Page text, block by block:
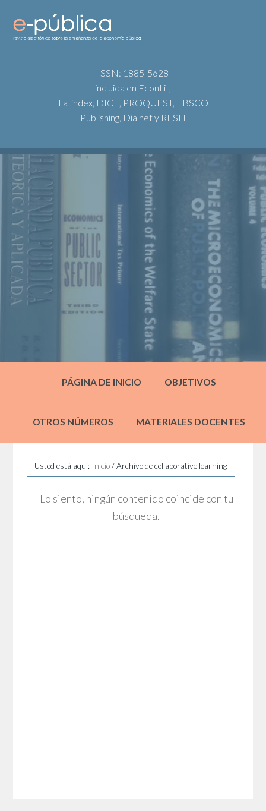
ISSN: 1885-5628
incluida en EconLit,
Latindex, DICE, PROQUEST, EBSCO
Publishing, Dialnet y RESH
PÁGINA DE INICIO OBJETIVOS
OTROS NÚMEROS MATERIALES DOCENTES
Usted está aquí: Inicio /Archivo de collaborative learning
Lo siento, ningún contenido coincide con tu
búsqueda.